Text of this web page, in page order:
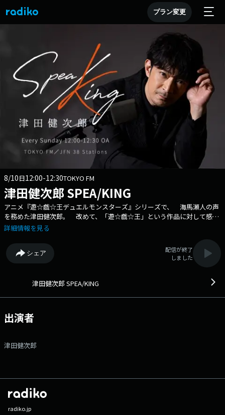
プラン変更
8/10日12:00-12:30TOKYO FM
津田健次郎 SPEA/KING
アニメ『遊☆戯☆王デュエルモンスターズ』シリーズで、 海馬瀬人の声
を務めた津田健次郎。 改めて、「遊☆戯☆王」という作品に対して感じ
る感謝の気持ちとは？ そして、先日NHK『あさイチ』に出演した際に実
の“生の声”と“素顔”に迫る30分！ お知らせ ツダスピとJR東海「推し
旅」のコラボレーションがスタートしています! 東海道新幹線車内限定で
聴いて楽しめるコンテンツとしてツダスピ限定エピソードをお届け中！
「新幹線の思い出」を津田健次郎が朗読しております。 こちらまだまだ
ードが採用された方には、 番組デザインのクオカード3000円分をプレゼ
ントします。 番組メッセージフォームからプルダウンで 「TRAIN
番組メンバーシップだけで聴ける「裏スピ」では... 「おつかれサマーギ
フト!番組ステッカー応募者全員プレゼントキャンペーン」を実施中で
ト！ 詳しくは、番組サイトをチェックしてください！ 番組ではリス
ナーのみなさんからのメッセージをお待ちしています。 津田さんに話し
て欲しいこと、 津田さんへの質問、お悩み相談など、何でもOKで
す。 番組Webサイト：https://www.tfm.co.jp/tsuda_speaking/ メッ
詳細情報を見る
シェア
配信が終了
しました
津田健次郎 SPEA/KING
出演者
津田健次郎
radiko.jp